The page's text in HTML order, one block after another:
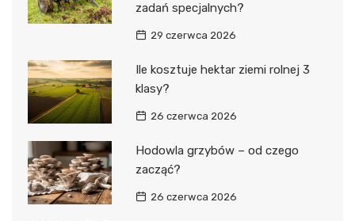
zadań specjalnych?
29 czerwca 2026
Ile kosztuje hektar ziemi rolnej 3
klasy?
26 czerwca 2026
Hodowla grzybów – od czego
zacząć?
26 czerwca 2026